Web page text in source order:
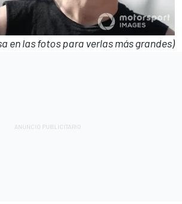
en las fotos para verlas más grandes)